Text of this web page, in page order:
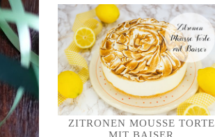
ZITRONEN MOUSSE TORTE